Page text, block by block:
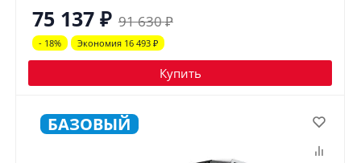
75 137 ₽ 91 630₽
- 18% Экономия 16 493 ₽
Купить
БАЗОВЫЙ